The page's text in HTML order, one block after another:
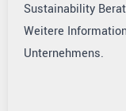
Sustainability
Weitere
Unternehmens.